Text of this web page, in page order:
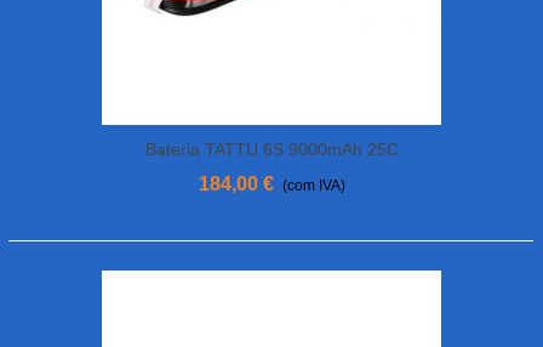
Bateria TATTU 6S 9000mAh 25C
184,00 € (com IVA)